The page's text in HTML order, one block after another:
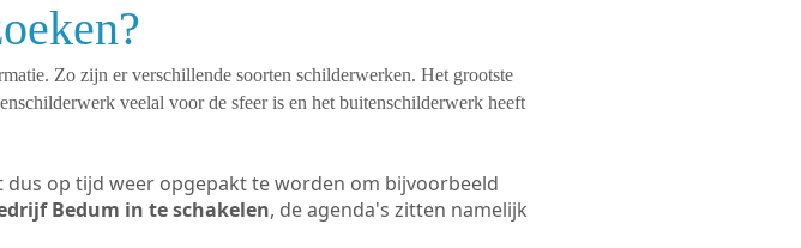
Zo zijn er verschillende soorten schilderwerken. Het grootste
veelal voor de sfeer is en het buitenschilderwerk heeft
op tijd weer opgepakt te worden om bijvoorbeeld
Bedum in te schakelen, de agenda's zitten namelijk